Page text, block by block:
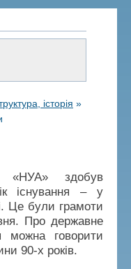
історія »
«НУА» здобув
існування – у
Це були грамоти
Про державне
можна говорити
90-х років.